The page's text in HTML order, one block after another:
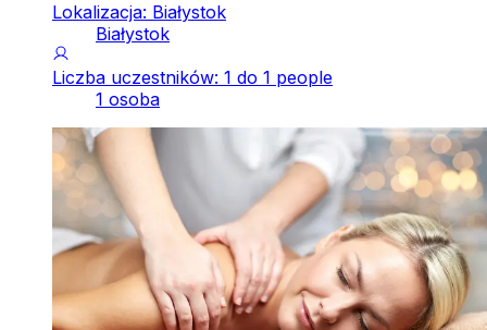
Lokalizacja: Białystok
Białystok
Liczba uczestników: 1 do 1 people
1 osoba